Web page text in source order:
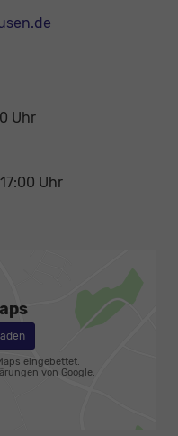
Uhr
Uhr
eingebettet.
von Google.